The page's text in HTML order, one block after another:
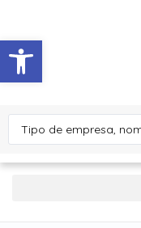
Abrir barra de